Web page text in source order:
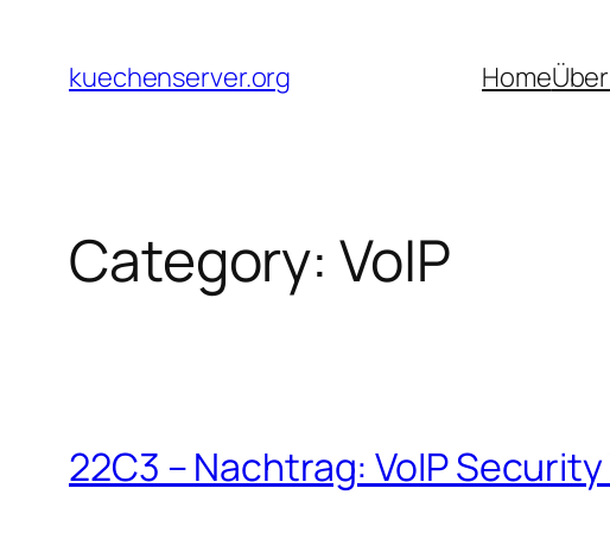
content
kuechenserver.org Home
Category: VoIP
22C3 – Nachtrag: VoIP